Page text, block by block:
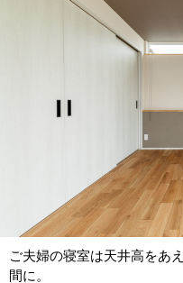
ご夫婦の寝室は天井高をあ
間に。